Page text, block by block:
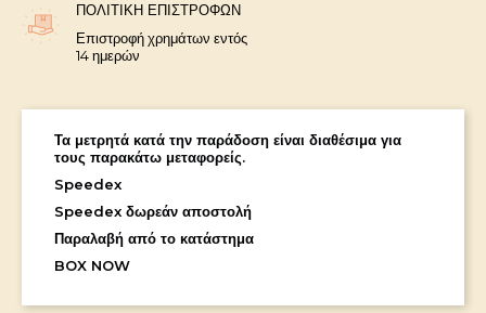
ΠΟΛΙΤΙΚΉ ΕΠΙΣΤΡΟΦΏΝ
Επιστροφή χρημάτων εντός
14 ημερών
Τα μετρητά κατά την παράδοση είναι διαθέσιμα για
τους παρακάτω μεταφορείς.
Speedex
Speedex δωρεάν αποστολή
Παραλαβή από το κατάστημα
BOX NOW